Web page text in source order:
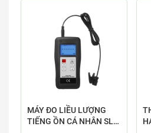
MÁY ĐO LIỀU LƯỢNG
TIẾNG ỒN CÁ NHÂN SL-